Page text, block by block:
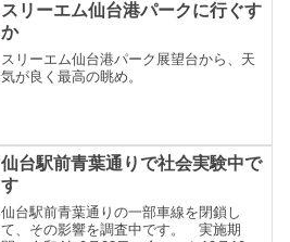
スリーエム仙台港パークに行ぐす
か
スリーエム仙台港パーク展望台から、天
気が良く最高の眺め。
仙台駅前青葉通りで社会実験中で
す
仙台駅前青葉通りの一部車線を閉鎖し
て、その影響を調査中です。 実施期